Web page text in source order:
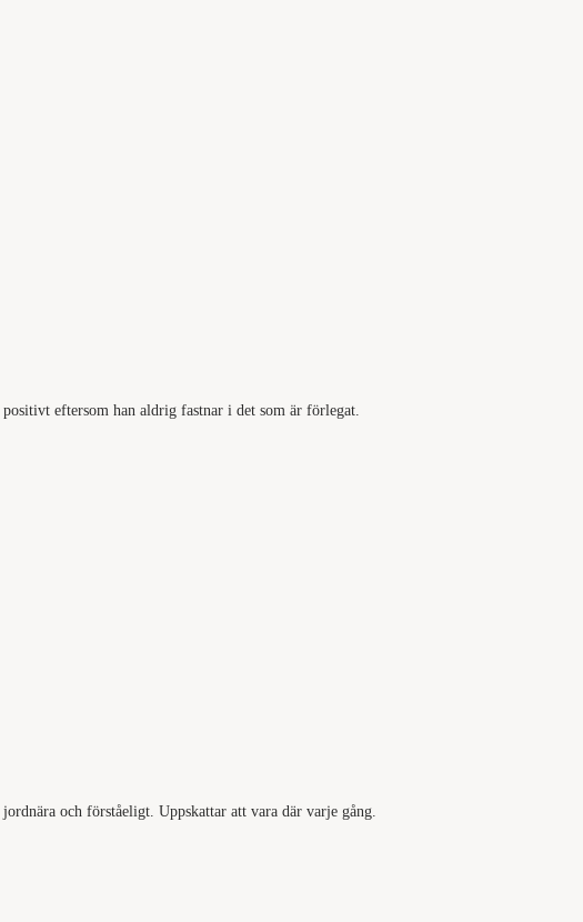
eftersom han aldrig fastnar i det som är förlegat.
och förståeligt. Uppskattar att vara där varje gång.